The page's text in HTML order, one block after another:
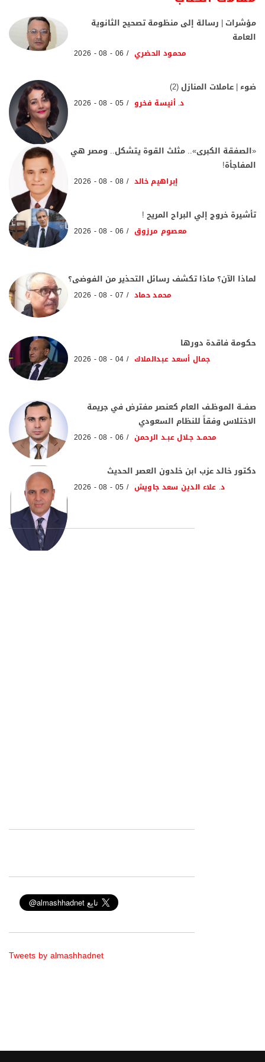
مؤشرات | رسالة إلى منظومة تصحيح الثانوية
العامة
محمود الحضري 06 - 08 - 2026
ضوء | عاملات المنازل (2)
د. أنيسة فخرو 05 - 08 - 2026
«الصفقة الكبرى».. مثلث القوة يتشكل.. ومصر هي
المفاجأة!
إبراهيم خالد 08 - 08 - 2026
تأشيرة خروج إلي البراح المريح !
معصوم مرزوق 06 - 08 - 2026
لماذا الآن؟ ماذا تكشف رسائل التحذير من الفوضى؟
محمد حماد 07 - 08 - 2026
حكومة فاقدة دورها
جمال أسعد عبدالملاك 04 - 08 - 2026
صفــة الموظـف العام كعنصر مفترض في جريمة
الاختلاس وفقاً للنظام السعودي
محمـد جـلال عبـد الرحمن 06 - 08 - 2026
دكتور خالد عزب ابن خلدون العصر الحديث
د. علاء الدين سعد جاويش 05 - 08 - 2026
Tweets by almashhadnet